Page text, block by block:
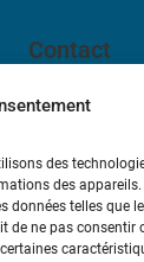
des
des
données telles que
de ne pas consentir
Contact